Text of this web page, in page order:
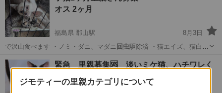
オス 2ヶ月
福島県 郡山駅
8月3日
で沢山食べます ・ノミ・ダニ、マダニ 回虫駆除済 ・猫エイズ、猫白血
福島 郡山市 郡山駅 猫 性格
緊急 里親募集🆘 淡いミケ猫、ハチワレく
性別不明 0才3ヶ月
ジモティーの里親カテゴリについて